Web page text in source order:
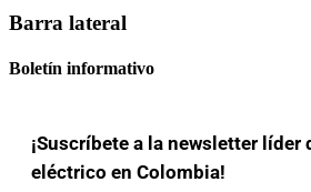
Barra lateral
Boletín informativo
¡Suscríbete a la newsletter líder
eléctrico en Colombia!